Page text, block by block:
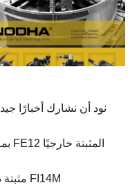
نود أن نشارك أخبارًا
1.04″-14″، مثبتة داخليًا، واجهة شفة يدوية FI14M